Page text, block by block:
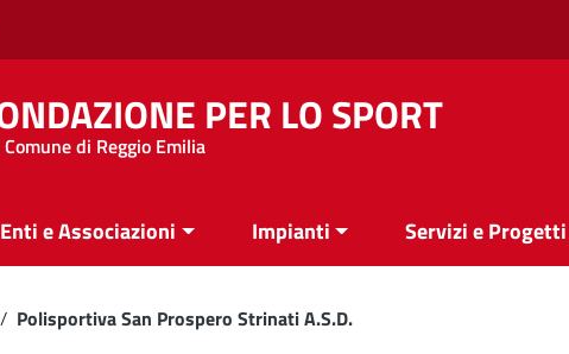
PER LO SPORT
di Reggio Emilia
Enti e Associazioni Impianti Servizi e Progetti
/ Polisportiva San Prospero Strinati A.S.D.